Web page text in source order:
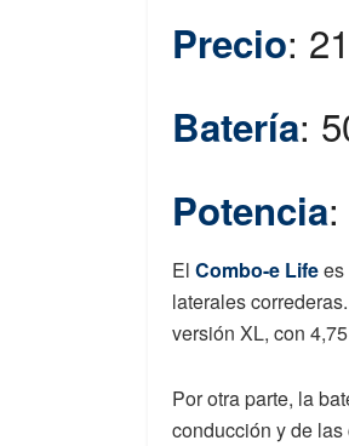
Precio:
Batería:
Potencia
El Combo-e Lifees
laterales
versión XL, con
Por otra parte, la
conducción y de